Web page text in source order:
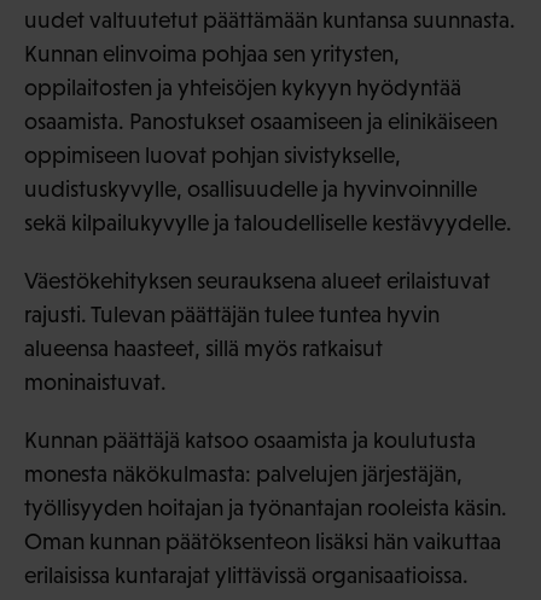
uudet valtuutetut päättämään kuntansa suunnasta.
Kunnan elinvoima pohjaa sen yritysten,
oppilaitosten ja yhteisöjen kykyyn hyödyntää
osaamista. Panostukset osaamiseen ja elinikäiseen
oppimiseen luovat pohjan sivistykselle,
uudistuskyvylle, osallisuudelle ja hyvinvoinnille
sekä kilpailukyvylle ja taloudelliselle kestävyydelle.
Väestökehityksen seurauksena alueet erilaistuvat
rajusti. Tulevan päättäjän tulee tuntea hyvin
alueensa haasteet, sillä myös ratkaisut
moninaistuvat.
Kunnan päättäjä katsoo osaamista ja koulutusta
monesta näkökulmasta: palvelujen järjestäjän,
työllisyyden hoitajan ja työnantajan rooleista käsin.
Oman kunnan päätöksenteon lisäksi hän vaikuttaa
erilaisissa kuntarajat ylittävissä organisaatioissa.